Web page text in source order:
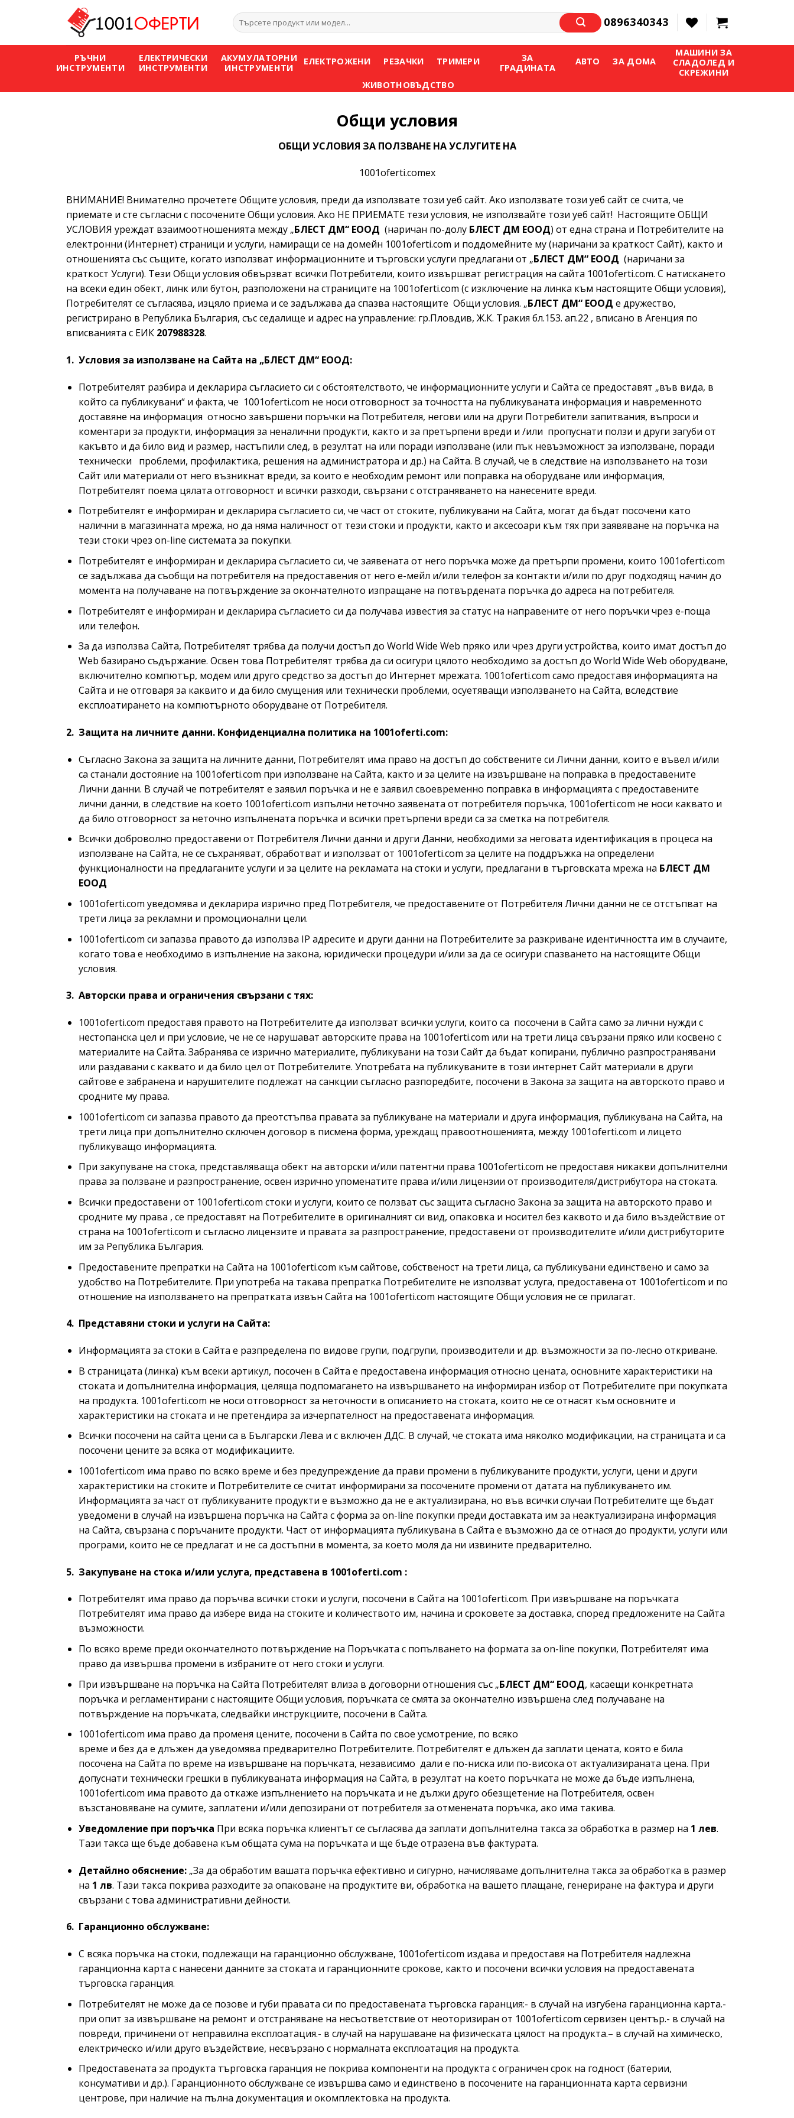
Търсене
за:
0896340343
РЪЧНИ
ИНСТРУМЕНТИ
ЕЛЕКТРИЧЕСКИ
ИНСТРУМЕНТИ
АКУМУЛАТОРНИ
ИНСТРУМЕНТИ
ЕЛЕКТРОЖЕНИ РЕЗАЧКИ ТРИМЕРИ
ЗА
ГРАДИНАТА
АВТО ЗА ДОМА
МАШИНИ ЗА
СЛАДОЛЕД И
СКРЕЖИНИ
ЖИВОТНОВЪДСТВО
Общи условия
ОБЩИ УСЛОВИЯ ЗА ПОЛЗВАНЕ НА УСЛУГИТЕ НА
1001oferti.comex
ВНИМАНИЕ! Внимателно прочетете Общите условия, преди да използвате този уеб сайт. Ако използвате този уеб сайт се счита, че
приемате и сте съгласни с посочените Общи условия. Ако НЕ ПРИЕМАТЕ тези условия, не използвайте този уеб сайт! Настоящите ОБЩИ
УСЛОВИЯ уреждат взаимоотношенията между „БЛЕСТ ДМ“ ЕООД (наричан по-долу БЛЕСТ ДМ ЕООД) от една страна и Потребителите на
електронни (Интернет) страници и услуги, намиращи се на домейн 1001oferti.com и поддомейните му (наричани за краткост Сайт), както и
отношенията със същите, когато използват информационните и търговски услуги предлагани от „БЛЕСТ ДМ“ ЕООД (наричани за
краткост Услуги). Тези Общи условия обвързват всички Потребители, които извършват регистрация на сайта 1001oferti.com. С натискането
на всеки един обект, линк или бутон, разположени на страниците на 1001oferti.com (с изключение на линка към настоящите Общи условия),
Потребителят се съгласява, изцяло приема и се задължава да спазва настоящите Общи условия. „БЛЕСТ ДМ“ ЕООД е дружество,
регистрирано в Република България, със седалище и адрес на управление: гр.Пловдив, Ж.К. Тракия бл.153. ап.22 , вписано в Агенция по
вписванията с ЕИК 207988328.
1. Условия за използване на Сайта на „БЛЕСТ ДМ“ ЕООД:
Потребителят разбира и декларира съгласието си с обстоятелството, че информационните услуги и Сайта се предоставят „във вида, в
който са публикувани“ и факта, че 1001oferti.com не носи отговорност за точността на публикуваната информация и навременното
доставяне на информация относно завършени поръчки на Потребителя, негови или на други Потребители запитвания, въпроси и
коментари за продукти, информация за неналични продукти, както и за претърпени вреди и /или пропуснати ползи и други загуби от
какъвто и да било вид и размер, настъпили след, в резултат на или поради използване (или пък невъзможност за използване, поради
технически проблеми, профилактика, решения на администратора и др.) на Сайта. В случай, че в следствие на използването на този
Сайт или материали от него възникнат вреди, за които е необходим ремонт или поправка на oборудване или информация,
Потребителят поема цялата отговорност и всички разходи, свързани с отстраняването на нанесените вреди.
Потребителят е информиран и декларира съгласието си, че част от стоките, публикувани на Сайта, могат да бъдат посочени като
налични в магазинната мрежа, но да няма наличност от тези стоки и продукти, както и аксесоари към тях при заявяване на поръчка на
тези стоки чрез on-line системата за покупки.
Потребителят е информиран и декларира съгласието си, че заявената от него поръчка може да претърпи промени, които 1001oferti.com
се задължава да съобщи на потребителя на предоставения от него е-мейл и/или телефон за контакти и/или по друг подходящ начин до
момента на получаване на потвърждение за окончателното изпращане на потвърдената поръчка до адреса на потребителя.
Потребителят е информиран и декларира съгласието си да получава известия за статус на направените от него поръчки чрез е-поща
или телефон.
За да използва Сайта, Потребителят трябва да получи достъп до World Wide Web пряко или чрез други устройства, които имат достъп до
Web базирано съдържание. Освен това Потребителят трябва да си осигури цялото необходимо за достъп до World Wide Web оборудване,
включително компютър, модем или другo средство за достъп до Интернет мрежата. 1001oferti.com само предоставя информацията на
Сайта и не отговаря за каквито и да било смущения или технически проблеми, осуетяващи използването на Сайта, вследствие
експлоатирането на компютърното оборудване от Потребителя.
2. Защита на личните данни. Kонфиденциална политика на 1001oferti.com:
Съгласно Закона за защита на личните данни, Потребителят има право на достъп до собствените си Лични данни, които е въвел и/или
са станали достояние на 1001oferti.com при използване на Сайта, както и за целите на извършване на поправка в предоставените
Лични данни. В случай че потребителят е заявил поръчка и не е заявил своевременно поправка в информацията с предоставените
лични данни, в следствие на което 1001oferti.com изпълни неточно заявената от потребителя поръчка, 1001oferti.com не носи каквато и
да било отговорност за неточно изпълнената поръчка и всички претърпени вреди са за сметка на потребителя.
Всички доброволно предоставени от Потребителя Лични данни и други Данни, необходими за неговата идентификация в процеса на
използване на Сайта, не се съхраняват, обработват и използват от 1001oferti.com за целите на поддръжка на определени
функционалности на предлаганите услуги и за целите на рекламата на стоки и услуги, предлагани в търговската мрежа на БЛЕСТ ДМ
ЕООД
1001oferti.com уведомява и декларира изрично пред Потребителя, че предоставените от Потребителя Лични данни не се отстъпват на
трети лица за рекламни и промоционални цели.
1001oferti.com си запазва правото да използва IP адресите и други данни на Потребителите за разкриване идентичността им в случаите,
когато това е необходимо в изпълнение на закона, юридически процедури и/или за да се осигури спазването на настоящите Общи
условия.
3. Авторски права и ограничения свързани с тях:
1001oferti.com предоставя правото на Потребителите да използват всички услуги, които са посочени в Сайта само за лични нужди с
нестопанска цел и при условие, че не се нарушават авторските права на 1001oferti.com или на трети лица свързани пряко или косвено с
материалите на Сайта. Забранява се изрично материалите, публикувани на този Сайт да бъдат копирани, публично разпространявани
или раздавани с каквато и да било цел от Потребителите. Употребата на публикуваните в този интернет Сайт материали в други
сайтове е забранена и нарушителите подлежат на санкции съгласно разпоредбите, посочени в Закона за защита на авторското право и
сродните му права.
1001oferti.com си запазва правото да преотстъпва правата за публикуване на материали и друга информация, публикувана на Сайта, на
трети лица при допълнително сключен договор в писмена форма, уреждащ правоотношенията, между 1001oferti.com и лицето
публикуващо информацията.
При закупуване на стока, представляваща обект на авторски и/или патентни права 1001oferti.com не предоставя никакви допълнителни
права за ползване и разпространение, освен изрично упоменатите права и/или лицензии от производителя/дистрибутора на стоката.
Всички предоставени от 1001oferti.com стоки и услуги, които се ползват със защита съгласно Закона за защита на авторското право и
сродните му права , се предоставят на Потребителите в оригиналният си вид, опаковка и носител без каквото и да било въздействие от
страна на 1001oferti.com и съгласно лицензите и правата за разпространение, предоставени от производителите и/или дистрибуторите
им за Република България.
Предоставените препратки на Сайта на 1001oferti.com към сайтове, собственост на трети лица, са публикувани единствено и само за
удобство на Потребителите. При употреба на такава препратка Потребителите не използват услуга, предоставена от 1001oferti.com и по
отношение на използването на препратката извън Сайта на 1001oferti.com настоящите Общи условия не се прилагат.
4. Представяни стоки и услуги на Сайта:
Информацията за стоки в Сайта е разпределена по видове групи, подгрупи, производители и др. възможности за по-лесно откриване.
В страницата (линка) към всеки артикул, посочен в Сайта е предоставена информация относно цената, основните характеристики на
стоката и допълнителна информация, целяща подпомагането на извършването на информиран избор от Потребителите при покупката
на продукта. 1001oferti.com не носи отговорност за неточности в описанието на стоката, които не се отнасят към основните и
характеристики на стоката и не претендира за изчерпателност на предоставената информация.
Всички посочени на сайта цени са в Български Лева и с включен ДДС. В случай, че стоката има няколко модификации, на страницата и са
посочени цените за всяка от модификациите.
1001oferti.com има право по всяко време и без предупреждение да прави промени в публикуваните продукти, услуги, цени и други
характеристики на стоките и Потребителите се считат информирани за посочените промени от датата на публикуването им.
Информацията за част от публикуваните продукти е възможно да не е актуализирана, но във всички случаи Потребителите ще бъдат
уведомени в случай на извършена поръчка на Сайта с форма за on-line покупки преди доставката им за неактуализирана информация
на Сайта, свързана с поръчаните продукти. Част от информацията публикувана в Сайта е възможно да се отнася до продукти, услуги или
програми, които не се предлагат и не са достъпни в момента, за което моля да ни извините предварително.
5. Закупуване на стока и/или услуга, представена в 1001oferti.com :
Потребителят има право да поръчва всички стоки и услуги, посочени в Сайта на 1001oferti.com. При извършване на поръчката
Потребителят има право да избере вида на стоките и количеството им, начина и сроковете за доставка, според предложените на Сайта
възможности.
По всяко време преди окончателното потвърждение на Поръчката с попълването на формата за on-line покупки, Потребителят има
право да извършва промени в избраните от него стоки и услуги.
При извършване на поръчка на Сайта Потребителят влиза в договорни отношения със „БЛЕСТ ДМ“ ЕООД, касаещи конкретната
поръчка и регламентирани с настоящите Общи условия, поръчката се смята за окончателно извършена след получаване на
потвърждение на поръчката, следвайки инструкциите, посочени в Сайта.
1001oferti.com има право да променя цените, посочени в Сайта по свое усмотрение, по всяко
време и без да е длъжен да уведомява предварително Потребителите. Потребителят е длъжен да заплати цената, която е била
посочена на Сайта по време на извършване на поръчката, независимо дали е по-ниска или по-висока от актуализираната цена. При
допуснати технически грешки в публикуваната информация на Сайта, в резултат на което поръчката не може да бъде изпълнена,
1001oferti.com има правото да откаже изпълнението на поръчката и не дължи друго обезщетение на Потребителя, освен
възстановяване на сумите, заплатени и/или депозирани от потребителя за отменената поръчка, ако има такива.
Уведомление при поръчка При всяка поръчка клиентът се съгласява да заплати допълнителна такса за обработка в размер на 1 лев.
Тази такса ще бъде добавена към общата сума на поръчката и ще бъде отразена във фактурата.
Детайлно обяснение: „За да обработим вашата поръчка ефективно и сигурно, начисляваме допълнителна такса за обработка в размер
на 1 лв. Тази такса покрива разходите за опаковане на продуктите ви, обработка на вашето плащане, генериране на фактура и други
свързани с това административни дейности.
6. Гаранционно обслужване:
С всяка поръчка на стоки, подлежащи на гаранционно обслужване, 1001oferti.com издава и предоставя на Потребителя надлежна
гаранционна карта с нанесени данните за стоката и гаранционните срокове, както и посочени всички условия на предоставената
търговска гаранция.
Потребителят не може да се позове и губи правата си по предоставената търговска гаранция:- в случай на изгубена гаранционна карта.-
при опит за извършване на ремонт и отстраняване на несъответствие от неоторизиран от 1001oferti.com сервизен център.- в случай на
повреди, причинени от неправилна експлоатация.- в случай на нарушаване на физическата цялост на продукта.– в случай на химическо,
електрическо и/или друго въздействие, несвързано с нормалната експлоатация на продукта.
Предоставената за продукта търговска гаранция не покрива компоненти на продукта с ограничен срок на годност (батерии,
консумативи и др.). Гаранционното обслужване се извършва само и единствено в посочените на гаранционната карта сервизни
центрове, при наличие на пълна документация и окомплектовка на продукта.